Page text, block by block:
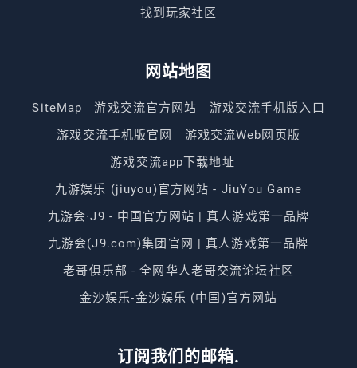
找到玩家社区
网站地图
SiteMap 游戏交流官方网站
游戏交流手机版入口
游戏交流手机版官网
游戏交流Web网页版
游戏交流app下载地址
九游娱乐 (jiuyou)官方网站 - JiuYou Game
九游会·J9 - 中国官方网站 | 真人游戏第一品牌
九游会(J9.com)集团官网 | 真人游戏第一品牌
老哥俱乐部 - 全网华人老哥交流论坛社区
金沙娱乐-金沙娱乐 (中国)官方网站
订阅我们的邮箱.